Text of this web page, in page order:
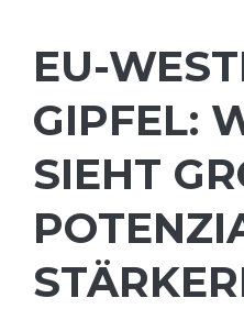
EU-
GIPFEL:
SIEHT